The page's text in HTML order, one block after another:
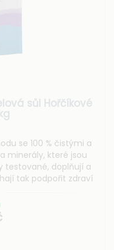
sůl Hořčíkové
se 100 % čistými a
minerály, které jsou
testované, doplňují a
tak podpořit zdraví